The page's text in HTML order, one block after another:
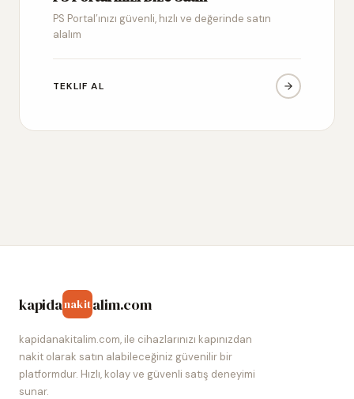
PS Portal’ınızı güvenli, hızlı ve değerinde satın
alalım
TEKLIF AL
kapidanakitalim.com
kapidanakitalim.com, ile cihazlarınızı kapınızdan
nakit olarak satın alabileceğiniz güvenilir bir
platformdur. Hızlı, kolay ve güvenli satış deneyimi
sunar.